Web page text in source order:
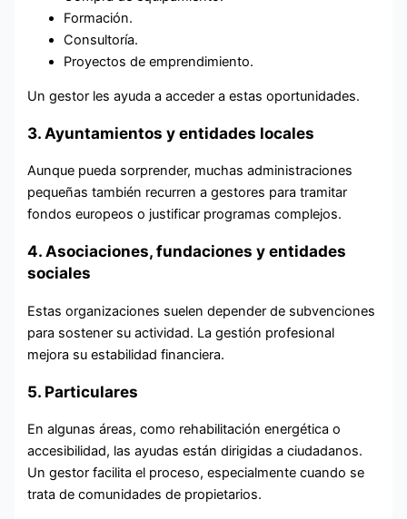
Formación.
Consultoría.
Proyectos de emprendimiento.
Un gestor les ayuda a acceder a estas oportunidades.
3. Ayuntamientos y entidades locales
Aunque pueda sorprender, muchas administraciones
pequeñas también recurren a gestores para tramitar
fondos europeos o justificar programas complejos.
4. Asociaciones, fundaciones y entidades
sociales
Estas organizaciones suelen depender de subvenciones
para sostener su actividad. La gestión profesional
mejora su estabilidad financiera.
5. Particulares
En algunas áreas, como rehabilitación energética o
accesibilidad, las ayudas están dirigidas a ciudadanos.
Un gestor facilita el proceso, especialmente cuando se
trata de comunidades de propietarios.